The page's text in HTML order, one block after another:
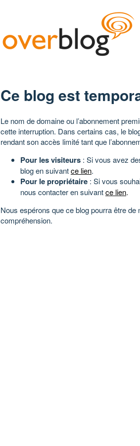
Ce blog est
Le nom de domaine ou l’abonnement
cette interruption. Dans certains cas, le
rendant son accès limité tant que
Pour les visiteurs : Si vous avez
blog en suivantce lien.
Pour le propriétaire : Si vous
nous contacter en suivantce lien.
Nous espérons que ce blog pourra être
compréhension.